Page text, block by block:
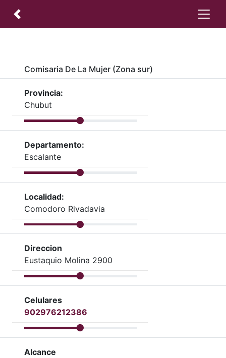
Comisaria De La Mujer (Zona sur)
Provincia:
Chubut
Departamento:
Escalante
Localidad:
Comodoro Rivadavia
Direccion
Eustaquio Molina 2900
Celulares
902976212386
Alcance